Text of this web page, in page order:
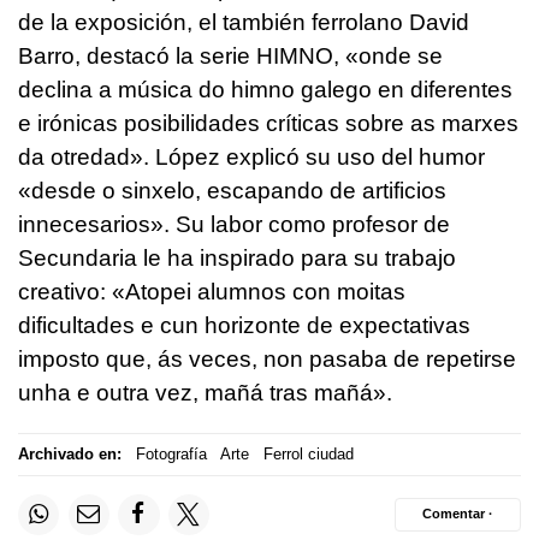
de la exposición, el también ferrolano David
Barro, destacó la serie HIMNO, «onde se
declina a música do himno galego en diferentes
e irónicas posibilidades críticas sobre as marxes
da otredad». López explicó su uso del humor
«desde o sinxelo, escapando de artificios
innecesarios». Su labor como profesor de
Secundaria le ha inspirado para su trabajo
creativo: «Atopei alumnos con moitas
dificultades e cun horizonte de expectativas
imposto que, ás veces, non pasaba de repetirse
unha e outra vez, mañá tras mañá».
Archivado en: Fotografía Arte Ferrol ciudad
Comentar ·